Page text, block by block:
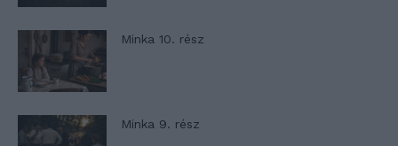
Minka 10. rész
Minka 9. rész